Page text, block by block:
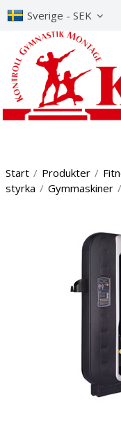
Sverige - SEK
Start / Produkter /
styrka / Gymmaskiner /